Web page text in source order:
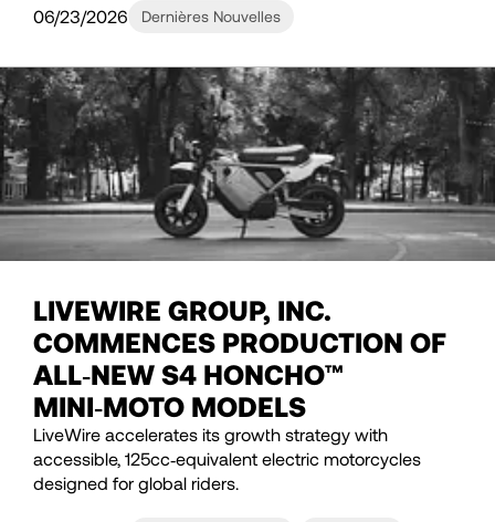
06/23/2026 Dernières Nouvelles
LIVEWIRE GROUP, INC.
COMMENCES PRODUCTION OF
ALL‑NEW S4 HONCHO™
MINI‑MOTO MODELS
LiveWire accelerates its growth strategy with
accessible, 125cc‑equivalent electric motorcycles
designed for global riders.